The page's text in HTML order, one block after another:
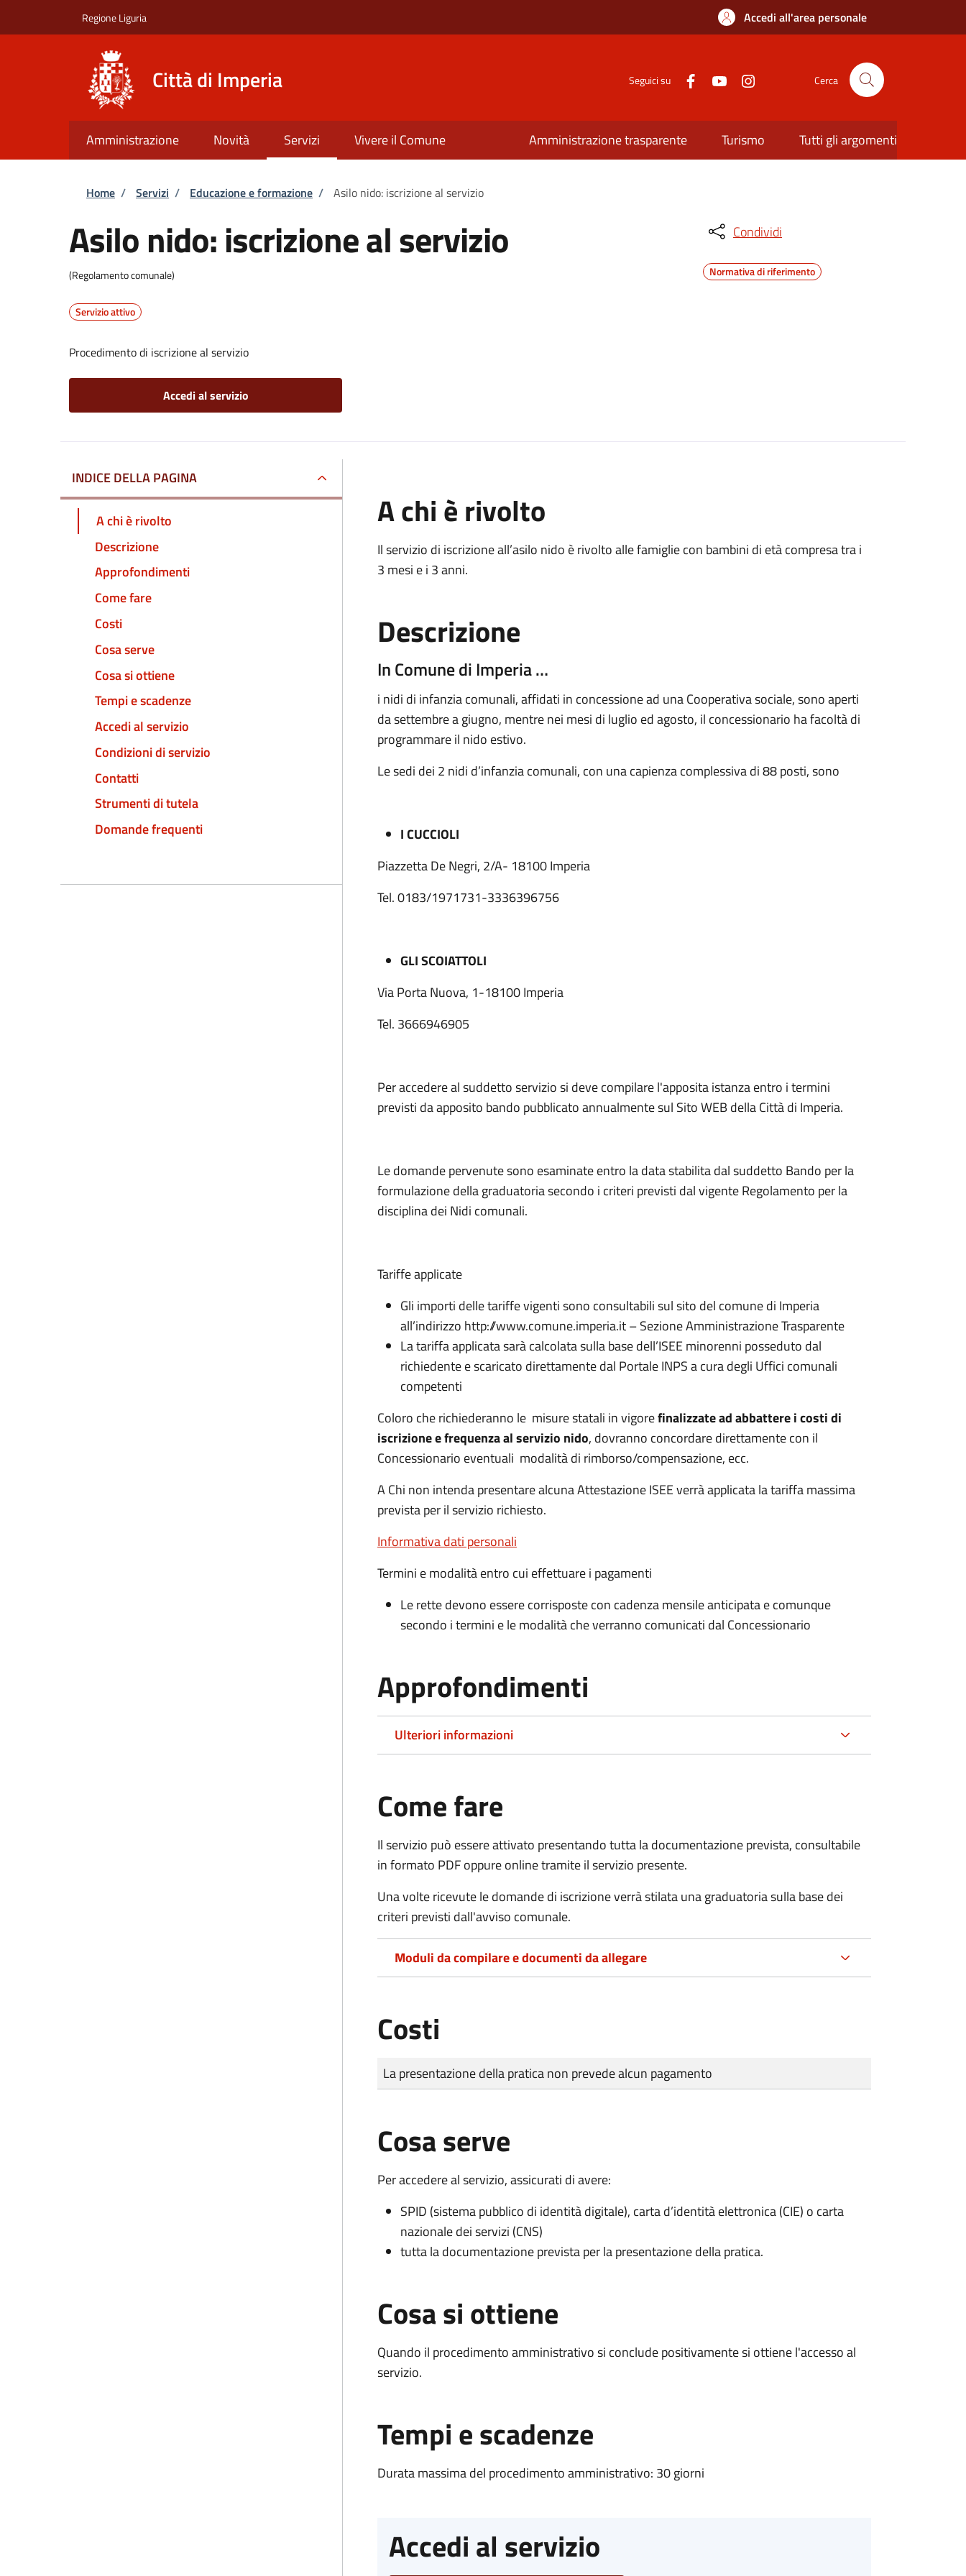
Regione Liguria Accedi all'area personale
Città di Imperia Seguici su Cerca
Amministrazione Novità Servizi Vivere il Comune Amministrazione trasparente Turismo Tutti gli argomenti
Briciole di pane
Home / Servizi / Educazione e formazione / Asilo nido: iscrizione al servizio
Asilo nido: iscrizione al servizio
(Regolamento comunale)
Servizio attivo
Procedimento di iscrizione al servizio
Accedi al servizio
Condividi
Normativa di riferimento
INDICE DELLA PAGINA
A chi è rivolto
Descrizione
Approfondimenti
Come fare
Costi
Cosa serve
Cosa si ottiene
Tempi e scadenze
Accedi al servizio
Condizioni di servizio
Contatti
Strumenti di tutela
Domande frequenti
A chi è rivolto
Il servizio di iscrizione all’asilo nido è rivolto alle famiglie con bambini di età compresa tra i
3 mesi e i 3 anni.
Descrizione
In Comune di Imperia …
i nidi di infanzia comunali, affidati in concessione ad una Cooperativa sociale, sono aperti
da settembre a giugno, mentre nei mesi di luglio ed agosto, il concessionario ha facoltà di
programmare il nido estivo.
Le sedi dei 2 nidi d’infanzia comunali, con una capienza complessiva di 88 posti, sono
I CUCCIOLI
Piazzetta De Negri, 2/A- 18100 Imperia
Tel. 0183/1971731-3336396756
GLI SCOIATTOLI
Via Porta Nuova, 1-18100 Imperia
Tel. 3666946905
Per accedere al suddetto servizio si deve compilare l'apposita istanza entro i termini
previsti da apposito bando pubblicato annualmente sul Sito WEB della Città di Imperia.
Le domande pervenute sono esaminate entro la data stabilita dal suddetto Bando per la
formulazione della graduatoria secondo i criteri previsti dal vigente Regolamento per la
disciplina dei Nidi comunali.
Tariffe applicate
Gli importi delle tariffe vigenti sono consultabili sul sito del comune di Imperia
all’indirizzo http://www.comune.imperia.it – Sezione Amministrazione Trasparente
La tariffa applicata sarà calcolata sulla base dell’ISEE minorenni posseduto dal
richiedente e scaricato direttamente dal Portale INPS a cura degli Uffici comunali
competenti
Coloro che richiederanno le misure statali in vigorefinalizzate ad abbattere i costi di
iscrizione e frequenza al servizio nido, dovranno concordare direttamente con il
Concessionario eventuali modalità di rimborso/compensazione, ecc.
A Chi non intenda presentare alcuna Attestazione ISEE verrà applicata la tariffa massima
prevista per il servizio richiesto.
Informativa dati personali
Termini e modalità entro cui effettuare i pagamenti
Le rette devono essere corrisposte con cadenza mensile anticipata e comunque
secondo i termini e le modalità che verranno comunicati dal Concessionario
Approfondimenti
Ulteriori informazioni
Come fare
Il servizio può essere attivato presentando tutta la documentazione prevista, consultabile
in formato PDF oppure online tramite il servizio presente.
Una volte ricevute le domande di iscrizione verrà stilata una graduatoria sulla base dei
criteri previsti dall'avviso comunale.
Moduli da compilare e documenti da allegare
Costi
Tipo di pagamento
Importo
La presentazione della pratica non prevede alcun pagamento
Cosa serve
Per accedere al servizio, assicurati di avere:
SPID (sistema pubblico di identità digitale), carta d’identità elettronica (CIE) o carta
nazionale dei servizi (CNS)
tutta la documentazione prevista per la presentazione della pratica.
Cosa si ottiene
Quando il procedimento amministrativo si conclude positivamente si ottiene l'accesso al
servizio.
Tempi e scadenze
Durata massima del procedimento amministrativo: 30 giorni
Accedi al servizio